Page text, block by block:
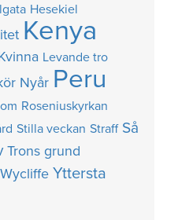
Hesekiel
Kenya
Levande tro
Nyår Peru
Roseniuskyrkan
Stilla veckan Straff Så
Trons grund
Wycliffe Yttersta